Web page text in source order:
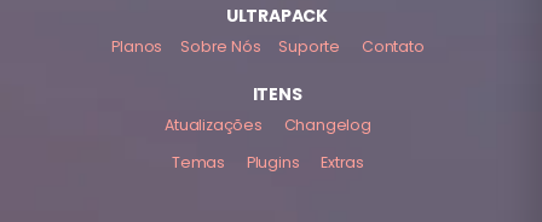
ULTRAPACK
Planos Sobre Nós Suporte Contato
ITENS
Atualizações
Changelog
Temas
Plugins Extras